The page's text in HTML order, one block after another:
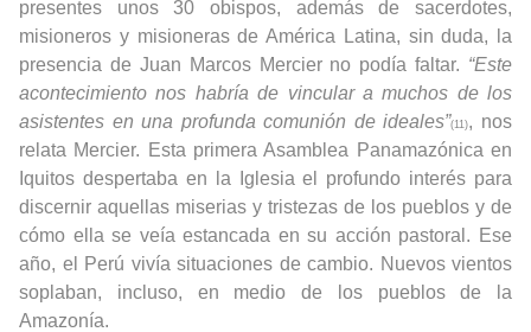
presentes unos 30 obispos, además de sacerdotes,
misioneros y misioneras de América Latina, sin duda, la
presencia de Juan Marcos Mercier no podía faltar. “Este
acontecimiento nos habría de vincular a muchos de los
asistentes en una profunda comunión de ideales”(11), nos
relata Mercier. Esta primera Asamblea Panamazónica en
Iquitos despertaba en la Iglesia el profundo interés para
discernir aquellas miserias y tristezas de los pueblos y de
cómo ella se veía estancada en su acción pastoral. Ese
año, el Perú vivía situaciones de cambio. Nuevos vientos
soplaban, incluso, en medio de los pueblos de la
Amazonía.